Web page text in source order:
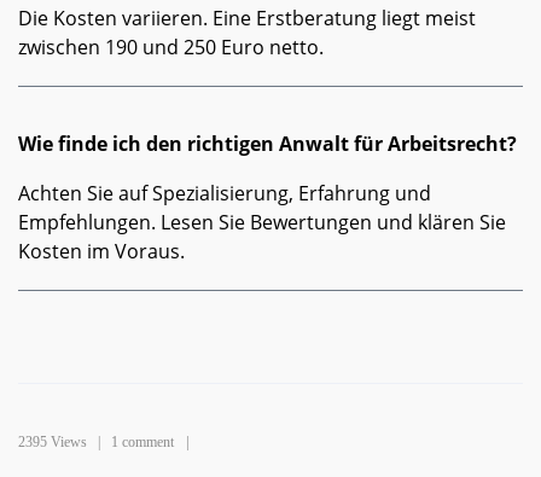
Die Kosten variieren. Eine Erstberatung liegt meist
zwischen 190 und 250 Euro netto.
Wie finde ich den richtigen Anwalt für Arbeitsrecht?
Achten Sie auf Spezialisierung, Erfahrung und
Empfehlungen. Lesen Sie Bewertungen und klären Sie
Kosten im Voraus.
2395 Views | 1 comment